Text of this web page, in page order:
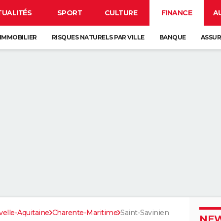
SPORT CULTURE FINANCE
RISQUES NATURELS PAR VILLE BANQUE
Aquitaine Charente-Maritime Saint-Savinien